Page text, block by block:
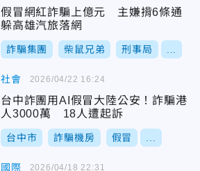
假冒網紅詐騙上億元 主嫌揹6條通
躲高雄汽旅落網
詐騙集團 柴鼠兄弟 刑事局
社會
台中詐團用AI假冒大陸公安！詐騙港
人3000萬 18人遭起訴
台中市 詐騙機房 假冒
2026/04/22 16:24
國際 2026/04/18 22:31